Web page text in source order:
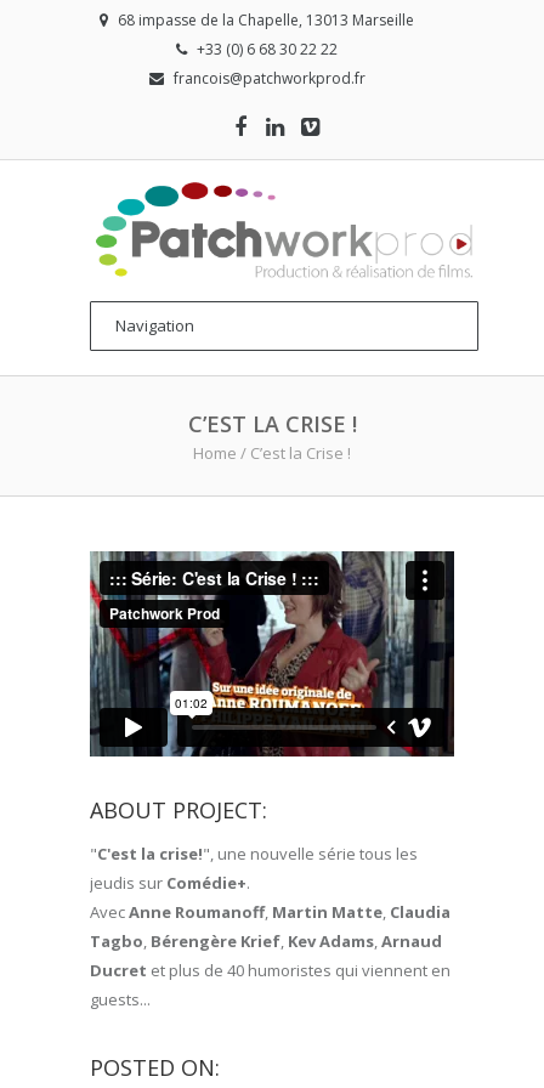
68 impasse de la Chapelle, 13013 Marseille
+33 (0) 6 68 30 22 22
francois@patchworkprod.fr
C’EST LA CRISE !
Home / C’est la Crise !
ABOUT PROJECT:
"C'est la crise!", une nouvelle série tous les
jeudis sur Comédie+.
AvecAnne Roumanoff, Martin Matte, Claudia
Tagbo, Bérengère Krief, Kev Adams,Arnaud
Ducret et plus de 40 humoristes qui viennent en
guests...
POSTED ON: